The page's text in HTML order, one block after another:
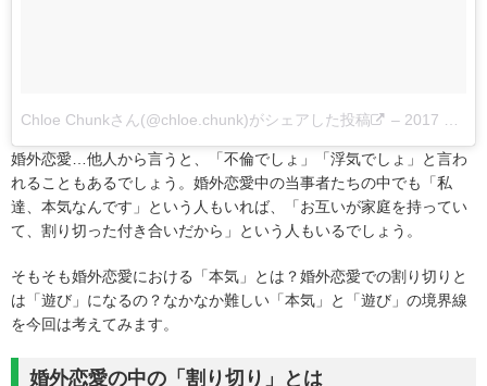
Chloe Chunkさん(@chloe.chunk)がシェアした投稿 – 2017 4月 29 1:44午前 PDT
婚外恋愛…他人から言うと、「不倫でしょ」「浮気でしょ」と言わ
れることもあるでしょう。婚外恋愛中の当事者たちの中でも「私
達、本気なんです」という人もいれば、「お互いが家庭を持ってい
て、割り切った付き合いだから」という人もいるでしょう。
そもそも婚外恋愛における「本気」とは？婚外恋愛での割り切りと
は「遊び」になるの？なかなか難しい「本気」と「遊び」の境界線
を今回は考えてみます。
婚外恋愛の中の「割り切り」とは